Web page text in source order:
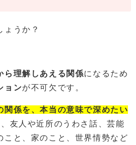
うか？
ら理解しあえる関係になるため
ョンが不可欠です。
関係を、本当の意味で深めたい
友人や近所のうわさ話、芸能
こと、家のこと、世界情勢など